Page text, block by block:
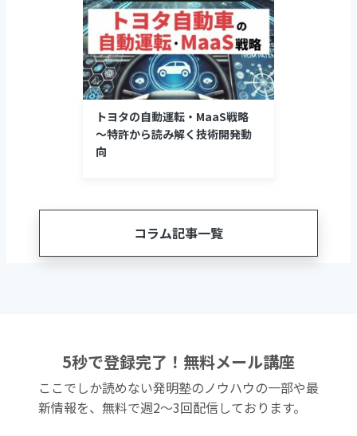
トヨタの自動運転・MaaS戦略
～特許から読み解く技術開発動
向
コラム記事一覧
5秒で登録完了！無料メール講座
ここでしか読めない発明塾のノウハウの一部や最
新情報を、無料で週2〜3回配信しております。